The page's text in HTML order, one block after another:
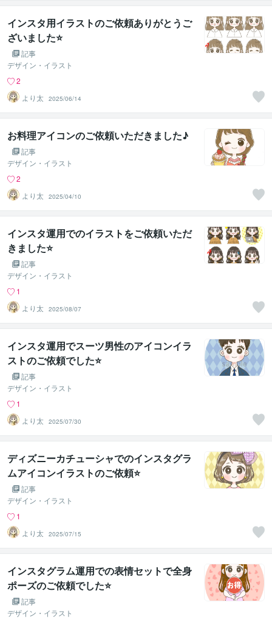
インスタ用イラストのご依頼ありがとうご
ざいました⭐
記事
デザイン・イラスト
2
より太
2025/06/14
お料理アイコンのご依頼いただきました♪
記事
デザイン・イラスト
2
より太
2025/04/10
インスタ運用でのイラストをご依頼いただ
きました⭐
記事
デザイン・イラスト
1
より太
2025/08/07
インスタ運用でスーツ男性のアイコンイラ
ストのご依頼でした⭐
記事
デザイン・イラスト
1
より太
2025/07/30
ディズニーカチューシャでのインスタグラ
ムアイコンイラストのご依頼⭐
記事
デザイン・イラスト
1
より太
2025/07/15
インスタグラム運用での表情セットで全身
ポーズのご依頼でした⭐
記事
デザイン・イラスト